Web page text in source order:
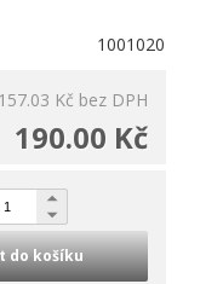
1001020
157.03 Kč bez DPH
190.00 Kč
do košíku